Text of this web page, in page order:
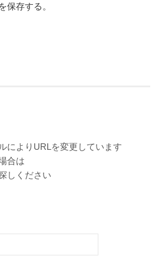
保存する。
によりURLを変更しています
合は
しください